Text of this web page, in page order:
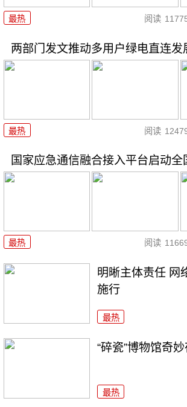
最热 阅读
两部门发文推动多用户绿电直连发
最热 阅读
国家应急通信融合接入平台启动全
最热 阅读
明晰主体责任 网
施行
最热
“碎瓷”博物馆奇妙
最热